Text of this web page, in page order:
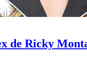
de Ricky